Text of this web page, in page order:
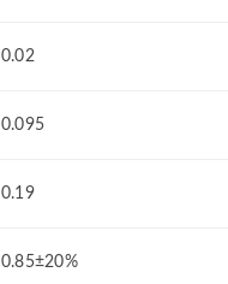
0.02
0.095
0.19
0.85±20%